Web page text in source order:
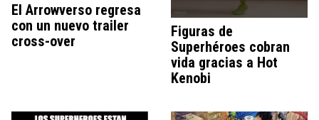
El Arrowverso regresa
con un nuevo trailer
cross-over
Figuras de
Superhéroes cobran
vida gracias a Hot
Kenobi